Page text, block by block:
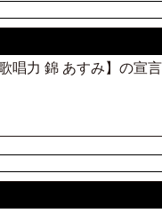
唱力 錦 あすみ】の宣